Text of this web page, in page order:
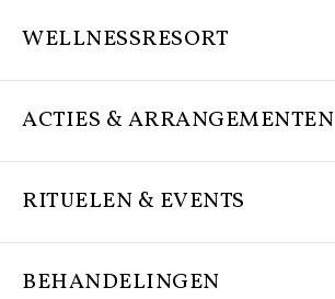
WELLNESSRESORT
ACTIES & ARRANGEMENTEN
RITUELEN & EVENTS
BEHANDELINGEN